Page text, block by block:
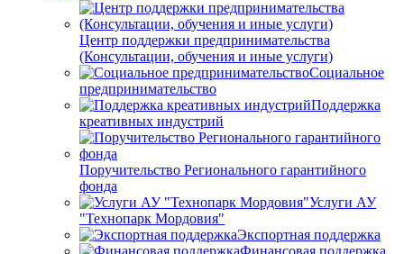
Центр поддержки предпринимательства
(Консультации, обучения и иные услуги)
Социальное
предпринимательство
Поддержка
креативных индустрий
Поручительство Регионального гарантийного
фонда
Услуги АУ
"Технопарк Мордовия"
Экспортная поддержка
Финансовая поддержка